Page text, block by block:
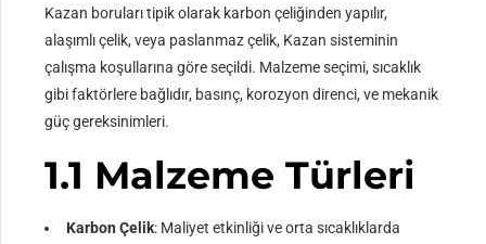
Kazan boruları tipik olarak karbon çeliğinden yapılır,
alaşımlı çelik, veya paslanmaz çelik, Kazan sisteminin
çalışma koşullarına göre seçildi. Malzeme seçimi, sıcaklık
gibi faktörlere bağlıdır, basınç, korozyon direnci, ve mekanik
güç gereksinimleri.
1.1 Malzeme Türleri
Karbon Çelik: Maliyet etkinliği ve orta sıcaklıklarda